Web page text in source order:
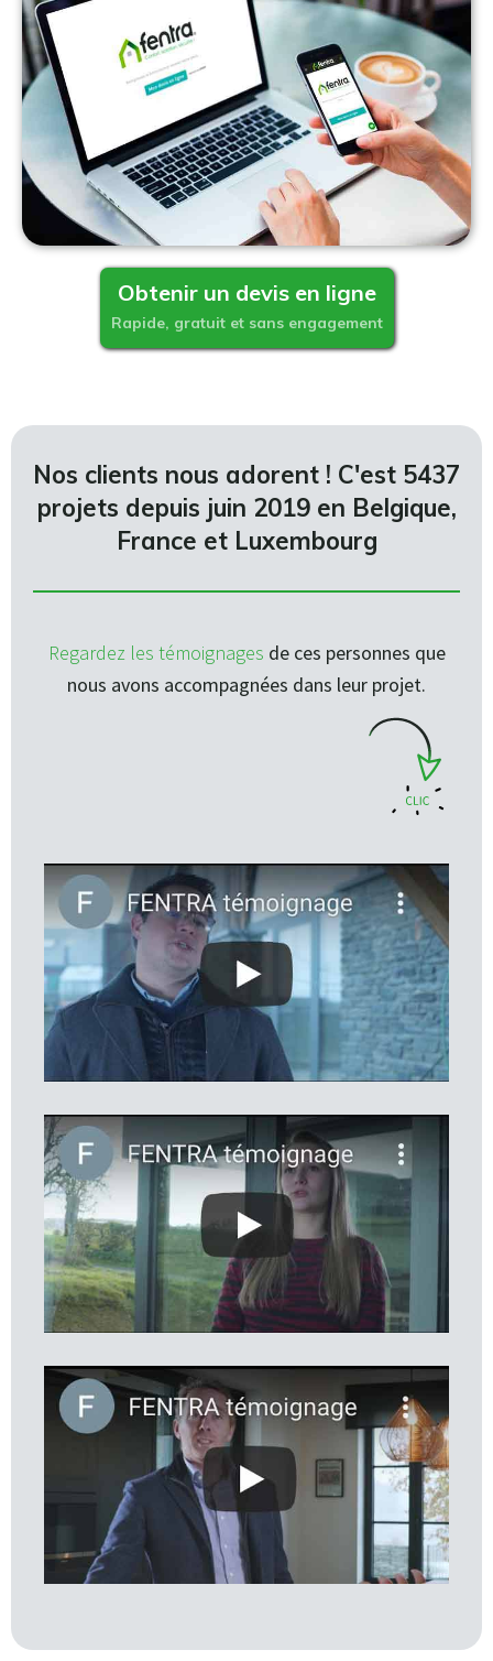
Obtenir un devis en ligne
Rapide, gratuit et sans engagement
Nos clients nous adorent ! C'est 5437
projets depuis juin 2019 en Belgique,
France et Luxembourg
Regardez les témoignages de ces personnes que
nous avons accompagnées dans leur projet.